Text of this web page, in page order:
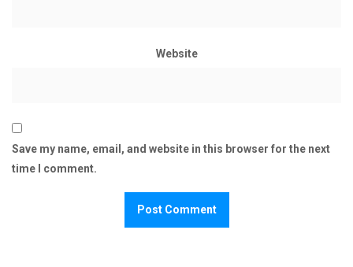
Website
Save my name, email, and website in this browser for the next
time I comment.